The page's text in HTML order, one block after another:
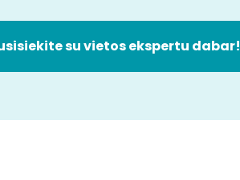
su vietos ekspertu dabar!